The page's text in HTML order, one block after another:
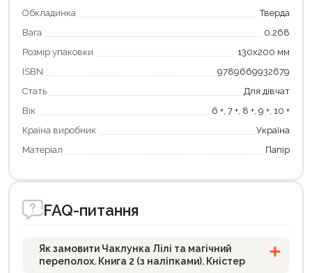
Обкладинка
Тверда
Вага
0.268
Розмір упаковки
130х200 мм
ISBN
9789669932679
Стать
Для дівчат
Вік
6 +, 7 +, 8 +, 9 +, 10 +
Країна виробник
Україна
Матеріал
Папір
FAQ-питання
Як замовити Чаклунка Лілі та магічний
переполох. Книга 2 (з наліпками). Кністер